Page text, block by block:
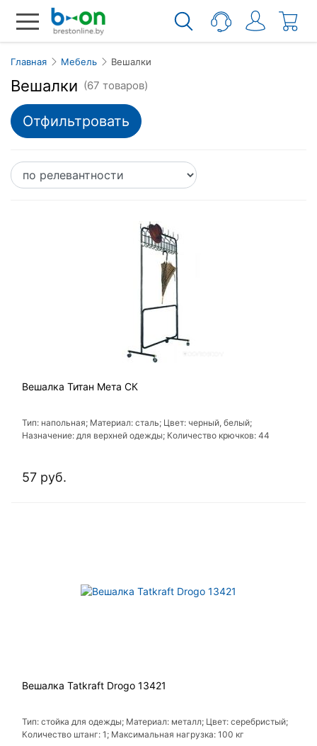
Главная Мебель Вешалки
Вешалки (67 товаров)
Отфильтровать
Вешалка Титан Мета СК
Тип: напольная; Материал: сталь; Цвет: черный, белый;
Назначение: для верхней одежды; Количество крючков: 44
57 руб.
Вешалка Tatkraft Drogo 13421
Тип: стойка для одежды; Материал: металл; Цвет: серебристый;
Количество штанг: 1; Максимальная нагрузка: 100 кг